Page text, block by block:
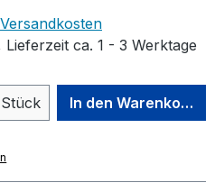
ca. 1 - 3 Werktage
den
Stück In den Warenkorb